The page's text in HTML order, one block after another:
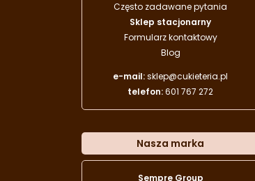
Często zadawane pytania
Sklep stacjonarny
Formularz kontaktowy
Blog
e-mail:sklep@cukieteria.pl
telefon:601 767 272
Nasza marka
Sempre Group